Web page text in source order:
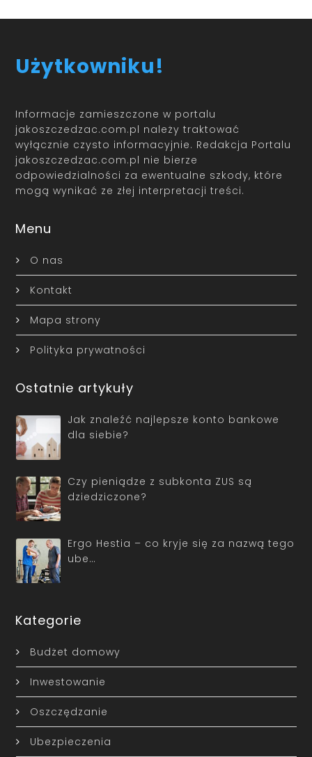
Użytkowniku!
Informacje zamieszczone w portalu
jakoszczedzac.com.pl należy traktować
wyłącznie czysto informacyjnie. Redakcja Portalu
jakoszczedzac.com.pl nie bierze
odpowiedzialności za ewentualne szkody, które
mogą wynikać ze złej interpretacji treści.
Menu
O nas
Kontakt
Mapa strony
Polityka prywatności
Ostatnie artykuły
Jak znaleźć najlepsze konto bankowe
dla siebie?
Czy pieniądze z subkonta ZUS są
dziedziczone?
Ergo Hestia – co kryje się za nazwą tego
ube…
Kategorie
Budżet domowy
Inwestowanie
Oszczędzanie
Ubezpieczenia